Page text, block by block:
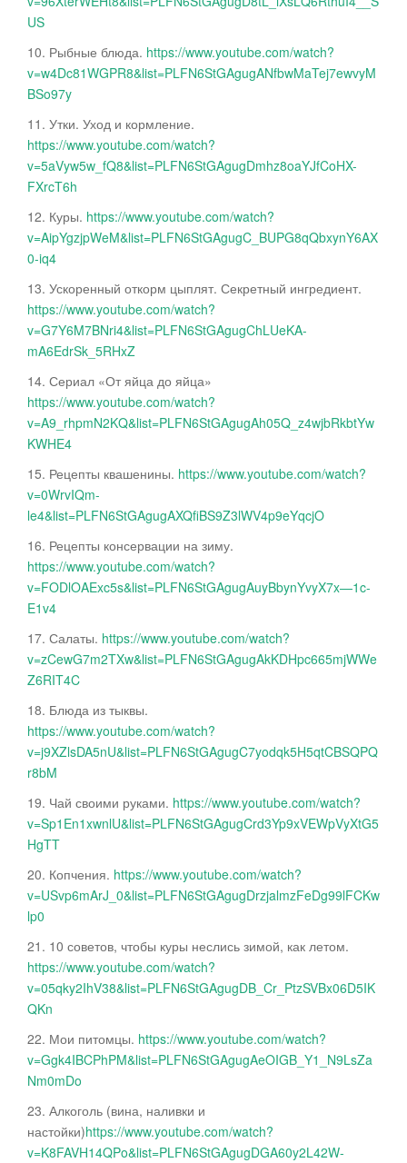
US
10. Рыбные блюда. https://www.youtube.com/watch?
v=w4Dc81WGPR8&list=PLFN6StGAgugANfbwMaTej7ewvyM
BSo97y
11. Утки. Уход и кормление.
https://www.youtube.com/watch?
v=5aVyw5w_fQ8&list=PLFN6StGAgugDmhz8oaYJfCoHX-
FXrcT6h
12. Куры. https://www.youtube.com/watch?
v=AipYgzjpWeM&list=PLFN6StGAgugC_BUPG8qQbxynY6AX
0-iq4
13. Ускоренный откорм цыплят. Секретный ингредиент.
https://www.youtube.com/watch?
v=G7Y6M7BNri4&list=PLFN6StGAgugChLUeKA-
mA6EdrSk_5RHxZ
14. Сериал «От яйца до яйца»
https://www.youtube.com/watch?
v=A9_rhpmN2KQ&list=PLFN6StGAgugAh05Q_z4wjbRkbtYw
KWHE4
15. Рецепты квашенины. https://www.youtube.com/watch?
v=0WrvIQm-
le4&list=PLFN6StGAgugAXQfiBS9Z3lWV4p9eYqcjO
16. Рецепты консервации на зиму.
https://www.youtube.com/watch?
v=FODlOAExc5s&list=PLFN6StGAgugAuyBbynYvyX7x—1c-
E1v4
17. Салаты. https://www.youtube.com/watch?
v=zCewG7m2TXw&list=PLFN6StGAgugAkKDHpc665mjWWe
Z6RIT4C
18. Блюда из тыквы.
https://www.youtube.com/watch?
v=j9XZlsDA5nU&list=PLFN6StGAgugC7yodqk5H5qtCBSQPQ
r8bM
19. Чай своими руками. https://www.youtube.com/watch?
v=Sp1En1xwnlU&list=PLFN6StGAgugCrd3Yp9xVEWpVyXtG5
HgTT
20. Копчения. https://www.youtube.com/watch?
v=USvp6mArJ_0&list=PLFN6StGAgugDrzjalmzFeDg99lFCKw
lp0
21. 10 советов, чтобы куры неслись зимой, как летом.
https://www.youtube.com/watch?
v=05qky2IhV38&list=PLFN6StGAgugDB_Cr_PtzSVBx06D5IK
QKn
22. Мои питомцы. https://www.youtube.com/watch?
v=Ggk4IBCPhPM&list=PLFN6StGAgugAeOIGB_Y1_N9LsZa
Nm0mDo
23. Алкоголь (вина, наливки и
настойки)https://www.youtube.com/watch?
v=K8FAVH14QPo&list=PLFN6StGAgugDGA60y2L42W-